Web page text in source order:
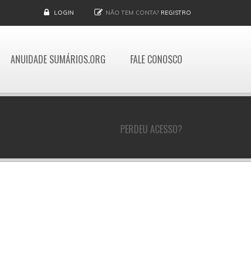
LOGIN NÃO TEM CONTA? REGISTRO
ANUIDADE SUMÁRIOS.ORG FALE CONOSCO
PERDEU ACESSO?